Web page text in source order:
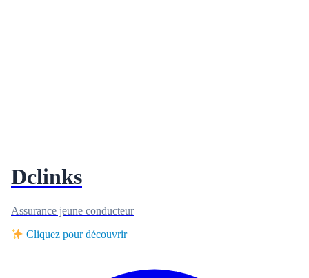
Dclinks
Assurance jeune conducteur
Cliquez pour découvrir